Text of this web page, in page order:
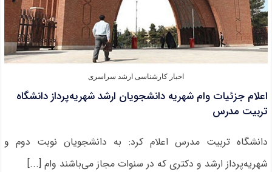
اخبار کارشناسی ارشد سراسری
اعلام جزئیات وام شهریه دانشجویان ارشد شهریه‌پرداز دانشگاه
تربیت مدرس
دانشگاه تربیت مدرس اعلام کرد: به دانشجویان نوبت دوم و
شهریه‌پرداز ارشد و دکتری که در سنوات مجاز می‌باشند وام [...]